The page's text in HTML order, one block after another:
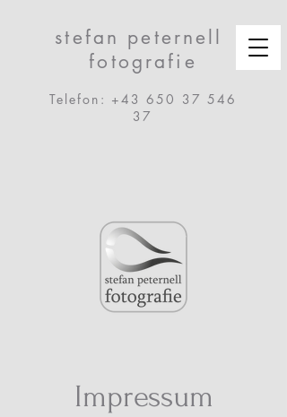
stefan peternell
fotografie
Telefon: +43 650 37 546
37
Impressum